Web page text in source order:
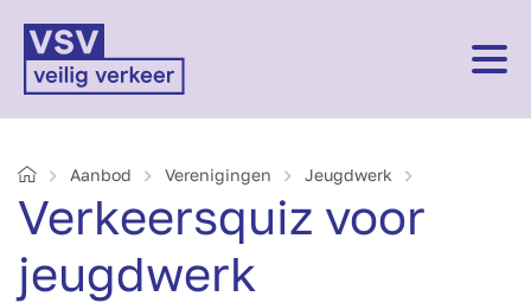
HomeAanbod Verenigingen Jeugdwerk
Verkeersquiz voor
jeugdwerk